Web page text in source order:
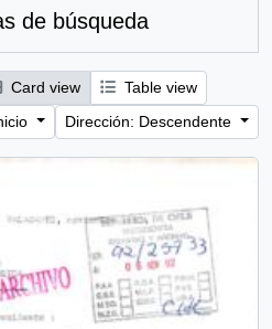
de búsqueda
Card view
Table view
Dirección: Descendente